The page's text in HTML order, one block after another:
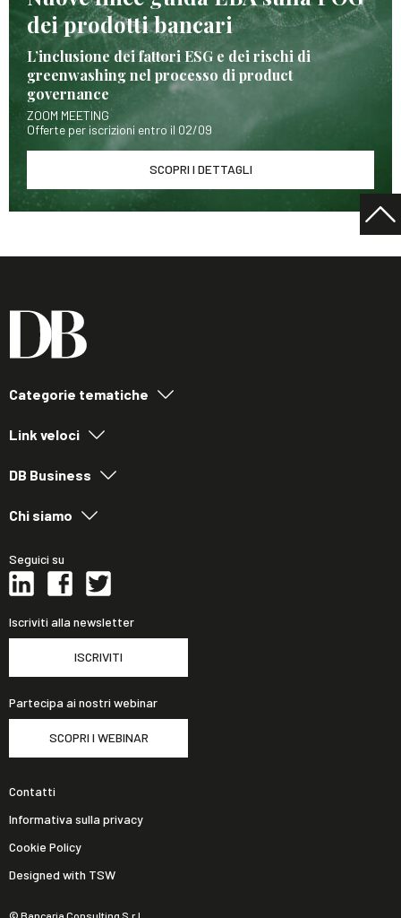
dei prodotti bancari
L’inclusione dei fattori ESG e dei rischi di
greenwashing nel processo di product
governance
ZOOM MEETING
Offerte per iscrizioni entro il 02/09
SCOPRI I DETTAGLI
Categorie tematiche
Link veloci
DB Business
Chi siamo
Seguici su
Iscriviti alla newsletter
ISCRIVITI
Partecipa ai nostri webinar
SCOPRI I WEBINAR
© Bancaria Consulting S.r.l.
Contatti
Informativa sulla privacy
Cookie Policy
Designed with TSW